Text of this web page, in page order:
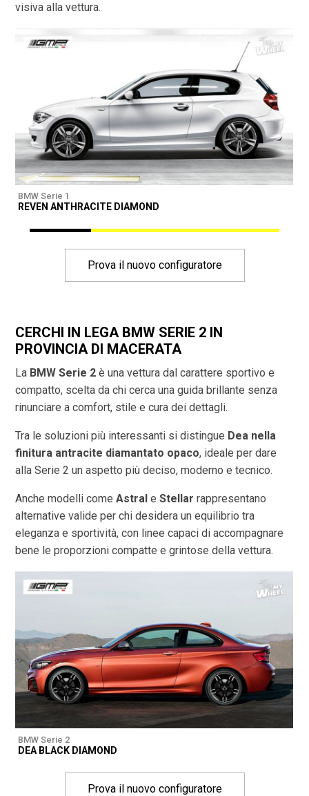
visiva alla vettura.
BMW Serie 1
REVEN ANTHRACITE DIAMOND
Prova il nuovo configuratore
CERCHI IN LEGA BMW SERIE 2 IN
PROVINCIA DI MACERATA
La BMW Serie 2 è una vettura dal carattere sportivo e
compatto, scelta da chi cerca una guida brillante senza
rinunciare a comfort, stile e cura dei dettagli.
Tra le soluzioni più interessanti si distingue Dea nella
finitura antracite diamantato opaco, ideale per dare
alla Serie 2 un aspetto più deciso, moderno e tecnico.
Anche modelli comeAstral eStellar rappresentano
alternative valide per chi desidera un equilibrio tra
eleganza e sportività, con linee capaci di accompagnare
bene le proporzioni compatte e grintose della vettura.
BMW Serie 2
DEA BLACK DIAMOND
Prova il nuovo configuratore